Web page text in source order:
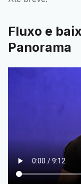
Fluxo e
Panorama